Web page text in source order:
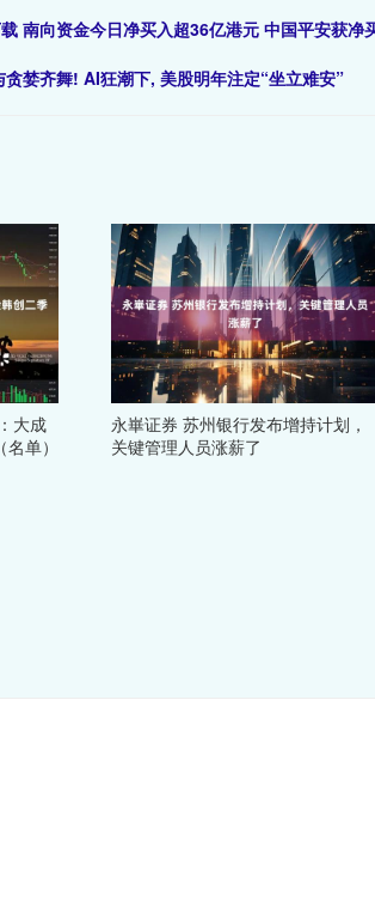
南向资金今日净买入超36亿港元 中国平安获净
婪齐舞! AI狂潮下, 美股明年注定“坐立难安”
大成
单）
永崋证券 苏州银行发布增持计划，
关键管理人员涨薪了